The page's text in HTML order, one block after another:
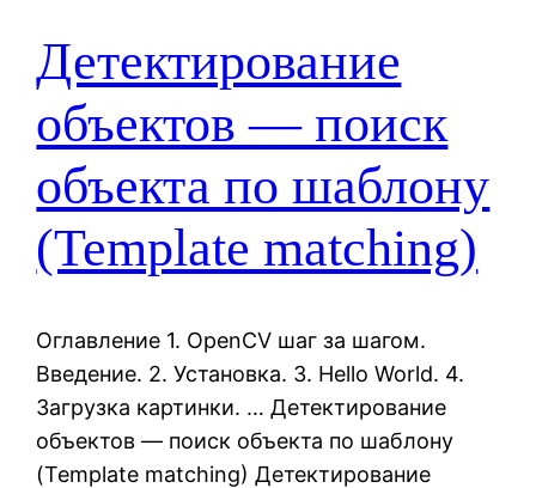
Детектирование
объектов — поиск
объекта по шаблону
(Template matching)
Оглавление 1. OpenCV шаг за шагом.
Введение. 2. Установка. 3. Hello World. 4.
Загрузка картинки. … Детектирование
объектов — поиск объекта по шаблону
(Template matching) Детектирование